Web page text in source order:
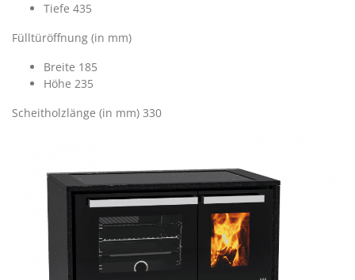
Tiefe 435
Fülltüröffnung (in mm)
Breite 185
Höhe 235
Scheitholzlänge (in mm) 330